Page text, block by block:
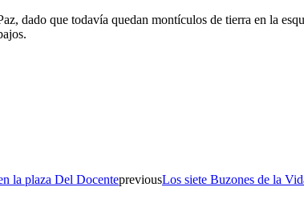
dado que todavía quedan montículos de tierra en la
la plaza Del DocentepreviousLos siete Buzones de la